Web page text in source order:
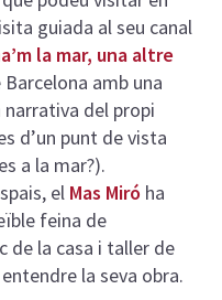
guiada al seu canal
la mar, una altre
amb una
del propi
d’un punt de vista
a la mar?).
el Mas Miró ha
feina de
de la casa i taller de
la seva obra.